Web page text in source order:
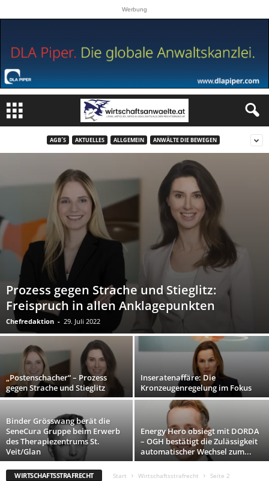
Werbung
AGB´S AKTUELLES ALLGEMEIN ANWÄLTE DIE BEWEGEN
Prozess gegen Strache und Stieglitz:
Freispruch in allen Anklagepunkten
Chefredaktion - 29. Juli 2022
„Postenschacher“ – Prozess
gegen Strache und Stieglitz
Inseratenaffäre: Die
Kronzeugenregelung im Fokus
Binder Grösswang berät die
SeneCura Gruppe beim Erwerb
des Therapiezentrums St.
Veit/Glan
Energy Hero obsiegt mit DORDA
– OGH bestätigt die Zulässigkeit
automatischer Wechsel zum...
WIRTSCHAFTSSTRAFRECHT Start Wirtschaftsstrafrecht Seite 2